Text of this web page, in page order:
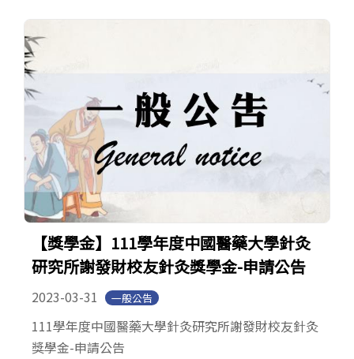
【獎學金】111學年度中國醫藥大學針灸
研究所謝發財校友針灸獎學金-申請公告
2023-03-31 一般公告
111學年度中國醫藥大學針灸研究所謝發財校友針灸
獎學金-申請公告